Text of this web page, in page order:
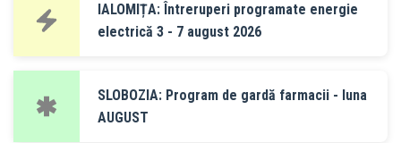
IALOMIȚA: Întreruperi programate energie
electrică 3 - 7 august 2026
SLOBOZIA: Program de gardă farmacii - luna
AUGUST